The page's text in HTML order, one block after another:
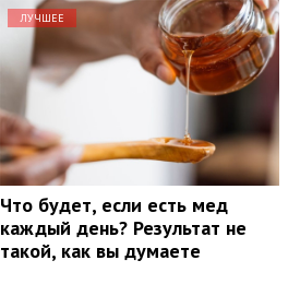
ЛУЧШЕЕ
Что будет, если есть мед
каждый день? Результат не
такой, как вы думаете